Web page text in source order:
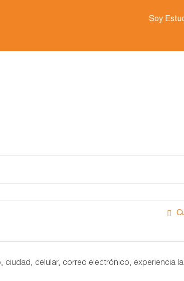
Soy
ciudad, celular, correo electrónico, experiencia